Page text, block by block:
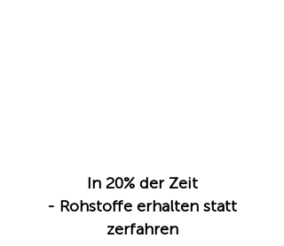
In 20% der Zeit
- Rohstoffe erhalten statt
zerfahren